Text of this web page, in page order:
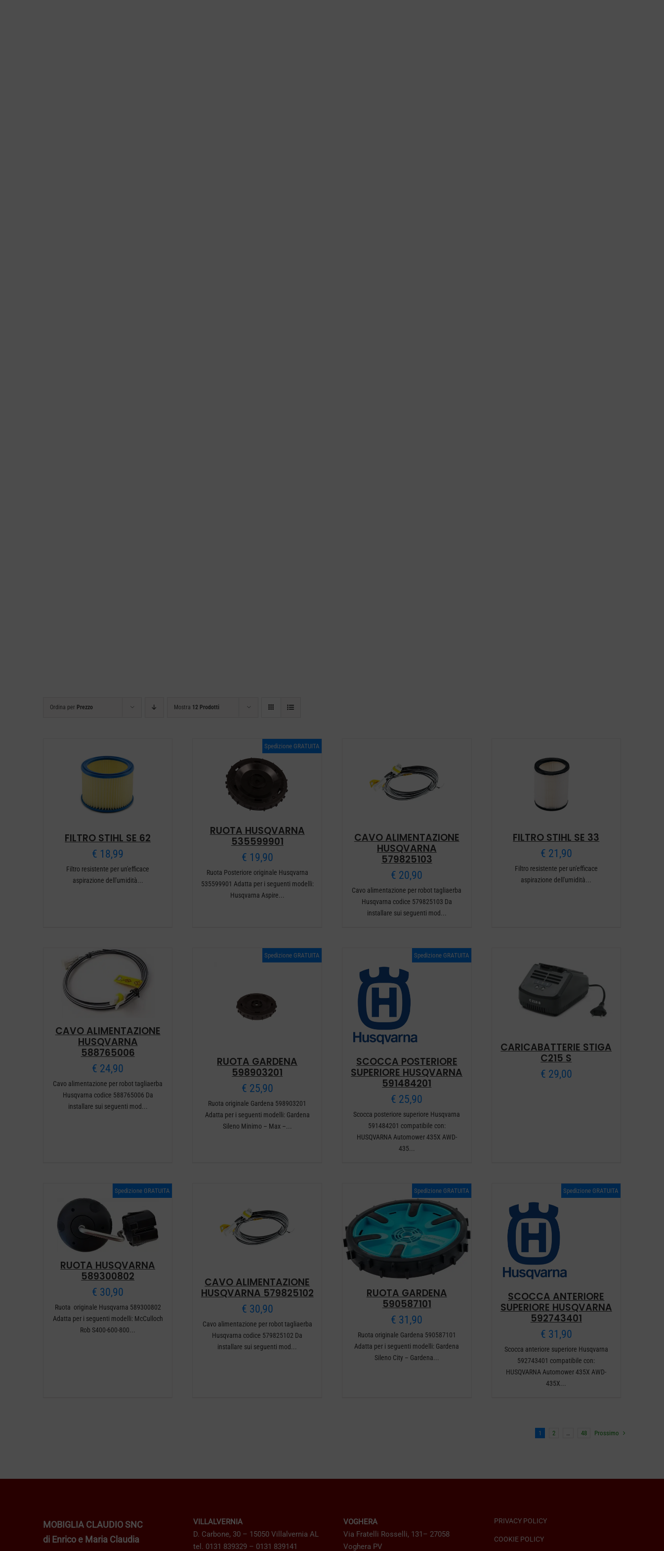
Ordina per Prezzo Mostra 12 Prodotti
FILTRO STIHL SE 62
€ 18,99
Filtro resistente per un'efficace
aspirazione dell'umidità...
Spedizione GRATUITA
RUOTA HUSQVARNA
535599901
€ 19,90
Ruota Posteriore originale Husqvarna
535599901 Adatta per i seguenti modelli:
Husqvarna Aspire...
CAVO ALIMENTAZIONE
HUSQVARNA
579825103
€ 20,90
Cavo alimentazione per robot tagliaerba
Husqvarna codice 579825103 Da
installare sui seguenti mod...
FILTRO STIHL SE 33
€ 21,90
Filtro resistente per un'efficace
aspirazione dell'umidità...
CAVO ALIMENTAZIONE
HUSQVARNA
588765006
€ 24,90
Cavo alimentazione per robot tagliaerba
Husqvarna codice 588765006 Da
installare sui seguenti mod...
Spedizione GRATUITA
RUOTA GARDENA
598903201
€ 25,90
Ruota originale Gardena 598903201
Adatta per i seguenti modelli: Gardena
Sileno Minimo – Max –...
Spedizione GRATUITA
SCOCCA POSTERIORE
SUPERIORE HUSQVARNA
591484201
€ 25,90
Scocca posteriore superiore Husqvarna
591484201 compatibile con:
HUSQVARNA Automower 435X AWD-
435...
CARICABATTERIE STIGA
C215 S
€ 29,00
Spedizione GRATUITA
RUOTA HUSQVARNA
589300802
€ 30,90
Ruota originale Husqvarna 589300802
Adatta per i seguenti modelli: McCulloch
Rob S400-600-800...
CAVO ALIMENTAZIONE
HUSQVARNA 579825102
€ 30,90
Cavo alimentazione per robot tagliaerba
Husqvarna codice 579825102 Da
installare sui seguenti mod...
Spedizione GRATUITA
RUOTA GARDENA
590587101
€ 31,90
Ruota originale Gardena 590587101
Adatta per i seguenti modelli: Gardena
Sileno City – Gardena...
Spedizione GRATUITA
SCOCCA ANTERIORE
SUPERIORE HUSQVARNA
592743401
€ 31,90
Scocca anteriore superiore Husqvarna
592743401 compatibile con:
HUSQVARNA Automower 435X AWD-
435X...
1 2 … 48 Prossimo
MOBIGLIA CLAUDIO SNC
di Enrico e Maria Claudia
VILLALVERNIA
D. Carbone, 30 – 15050 Villalvernia AL
tel. 0131 839329 – 0131 839141
VOGHERA
Via Fratelli Rosselli, 131– 27058
Voghera PV
PRIVACY POLICY
COOKIE POLICY